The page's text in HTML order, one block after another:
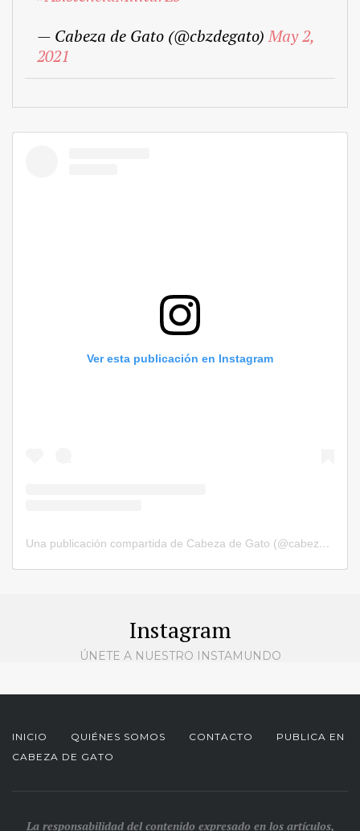
— Cabeza de Gato (@cbzdegato)May 2,
2021
Ver esta publicación en Instagram
Una publicación compartida de Cabeza de Gato (@cabezadegatorevista)
Instagram
ÚNETE A NUESTRO INSTAMUNDO
INICIO QUIÉNES SOMOS CONTACTO
PUBLICA EN
CABEZA DE GATO
La responsabilidad del contenido expresado en los artículos,